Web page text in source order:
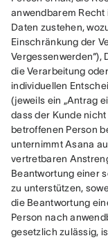
anwendbarem
Daten zustehen,
Einschränkung der
Vergessenwerden“),
die Verarbeitung
individuellen
(jeweils ein „Antrag
dass der Kunde
betroffenen Person
unternimmt Asana
vertretbaren
Beantwortung einer
zu unterstützen,
die Beantwortung
Person nach
gesetzlich zulässig,